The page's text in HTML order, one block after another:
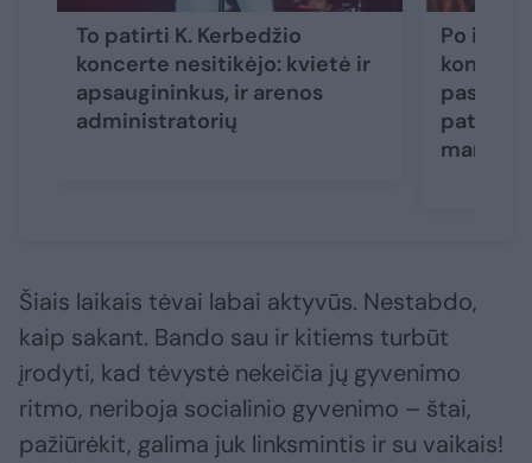
To patirti K. Kerbedžio
koncerte nesitikėjo: kvietė ir
apsaugininkus, ir arenos
administratorių
Po
mano
Šiais laikais tėvai labai aktyvūs. Nestabdo,
kaip sakant. Bando sau ir kitiems turbūt
įrodyti, kad tėvystė nekeičia jų gyvenimo
ritmo, neriboja socialinio gyvenimo – štai,
pažiūrėkit, galima juk linksmintis ir su vaikais!